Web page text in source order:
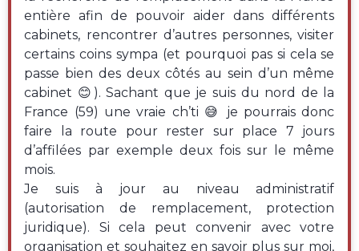
entière afin de pouvoir aider dans différents
cabinets, rencontrer d’autres personnes, visiter
certains coins sympa (et pourquoi pas si cela se
passe bien des deux côtés au sein d’un même
cabinet 😊). Sachant que je suis du nord de la
France (59) une vraie ch’ti 😅 je pourrais donc
faire la route pour rester sur place 7 jours
d’affilées par exemple deux fois sur le même
mois.
Je suis à jour au niveau administratif
(autorisation de remplacement, protection
juridique). Si cela peut convenir avec votre
organisation et souhaitez en savoir plus sur moi,